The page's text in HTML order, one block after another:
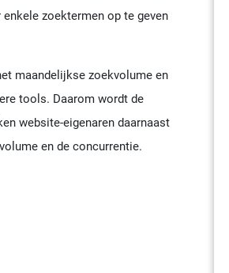
zoektermen op te geven
maandelijkse zoekvolume en
tools. Daarom wordt de
website-eigenaren daarnaast
en de concurrentie.